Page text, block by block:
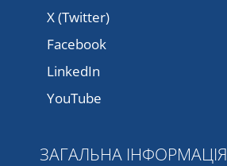
X (Twitter)
Facebook
LinkedIn
YouTube
ЗАГАЛЬНА ІНФОРМАЦІЯ